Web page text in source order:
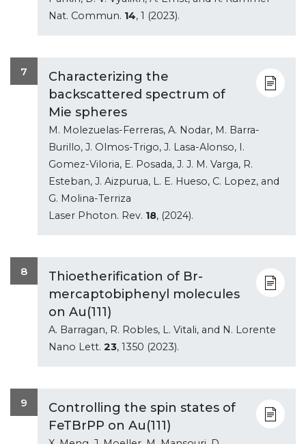
Nat. Commun. 14, 1 (2023).
7
Characterizing the
backscattered spectrum of
Mie spheres
M. Molezuelas-Ferreras, A. Nodar, M. Barra-
Burillo, J. Olmos-Trigo, J. Lasa-Alonso, I.
Gomez-Viloria, E. Posada, J. J. M. Varga, R.
Esteban, J. Aizpurua, L. E. Hueso, C. Lopez, and
G. Molina-Terriza
Laser Photon. Rev. 18, (2024).
8
Thioetherification of Br-
mercaptobiphenyl molecules
on Au(111)
A. Barragan, R. Robles, L. Vitali, and N. Lorente
Nano Lett. 23, 1350 (2023).
9
Controlling the spin states of
FeTBrPP on Au(111)